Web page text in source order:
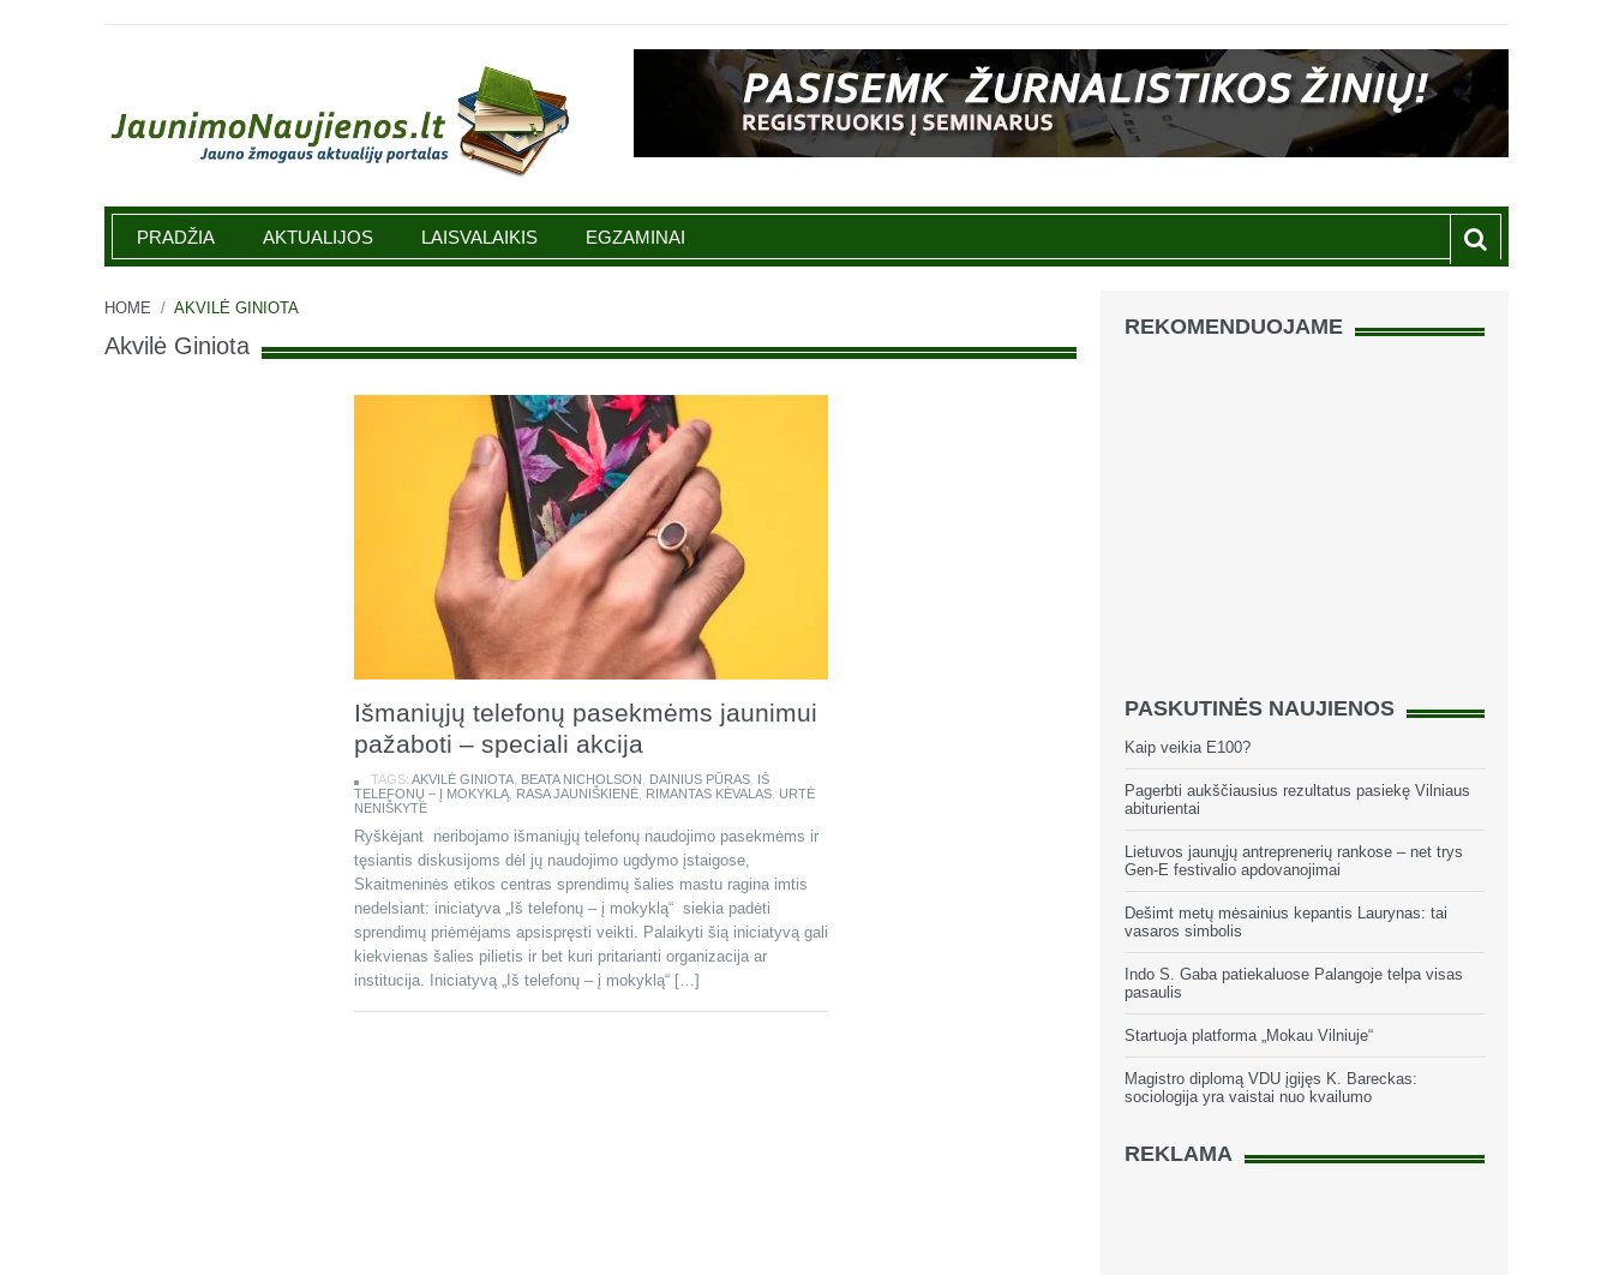
Jaunimonaujienos.lt
PRADŽIA AKTUALIJOS LAISVALAIKIS EGZAMINAI
HOME / AKVILĖ GINIOTA
Akvilė Giniota
Išmaniųjų telefonų pasekmėms jaunimui
pažaboti – speciali akcija
TAGS: AKVILĖ GINIOTA, BEATA NICHOLSON DAINIUS PŪRAS, IŠ
TELEFONŲ – Į MOKYKLĄ, RASA JAUNIŠKIENĖ, RIMANTAS KĖVALAS, URTĖ
NENIŠKYTĖ
Ryškėjant neribojamo išmaniųjų telefonų naudojimo pasekmėms ir
tęsiantis diskusijoms dėl jų naudojimo ugdymo įstaigose,
Skaitmeninės etikos centras sprendimų šalies mastu ragina imtis
nedelsiant: iniciatyva „Iš telefonų – į mokyklą“ siekia padėti
sprendimų priėmėjams apsispręsti veikti. Palaikyti šią iniciatyvą gali
kiekvienas šalies pilietis ir bet kuri pritarianti organizacija ar
institucija. Iniciatyvą „Iš telefonų – į mokyklą“ […]
REKOMENDUOJAME
PASKUTINĖS NAUJIENOS
Kaip veikia E100?
Pagerbti aukščiausius rezultatus pasiekę Vilniaus
abiturientai
Lietuvos jaunųjų antreprenerių rankose – net trys
Gen-E festivalio apdovanojimai
Dešimt metų mėsainius kepantis Laurynas: tai
vasaros simbolis
Indo S. Gaba patiekaluose Palangoje telpa visas
pasaulis
Startuoja platforma „Mokau Vilniuje“
Magistro diplomą VDU įgijęs K. Bareckas:
sociologija yra vaistai nuo kvailumo
REKLAMA